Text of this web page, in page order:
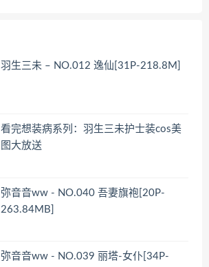
羽生三未 – NO.012 逸仙[31P-218.8M]
看完想装病系列：羽生三未护士装cos美
图大放送
弥音音ww - NO.040 吾妻旗袍[20P-
263.84MB]
弥音音ww - NO.039 丽塔-女仆[34P-